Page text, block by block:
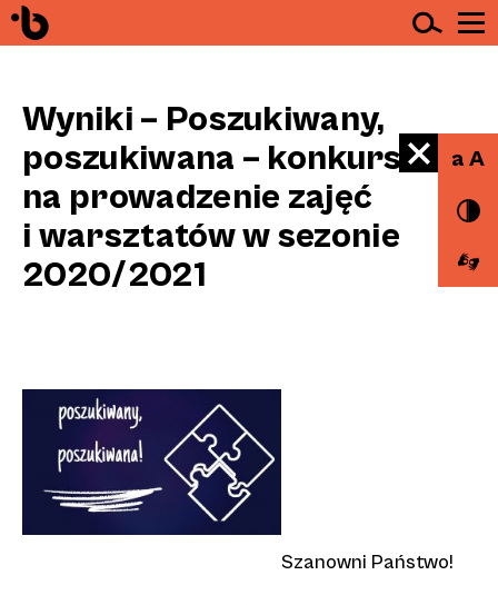
Przejdź do treści
Wyniki – Poszukiwany,
poszukiwana – konkurs
na prowadzenie zajęć
i warsztatów w sezonie
2020/2021
Szanowni Państwo!
a A